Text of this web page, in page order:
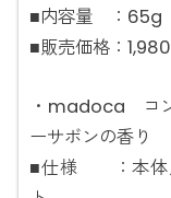
■内容量 ：65g
■販売価格：1,980
・madoca コ
ーサボンの香り
■仕様 ：本体